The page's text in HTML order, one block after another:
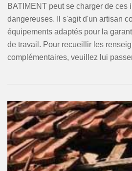
BATIMENT peut se charger de ces
dangereuses. Il s'agit d'un artisan
équipements adaptés pour la
de travail. Pour recueillir les
complémentaires, veuillez lui